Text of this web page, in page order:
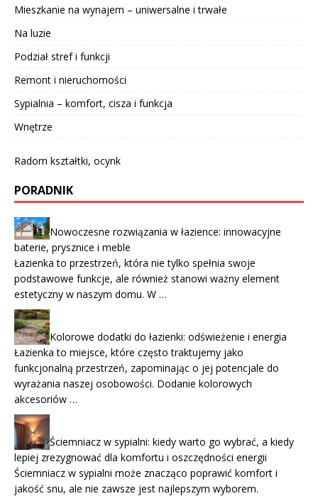
Mieszkanie na wynajem – uniwersalne i trwałe
Na luzie
Podział stref i funkcji
Remont i nieruchomości
Sypialnia – komfort, cisza i funkcja
Wnętrze
Radom kształtki, ocynk
PORADNIK
Nowoczesne rozwiązania w łazience: innowacyjne
baterie, prysznice i meble
Łazienka to przestrzeń, która nie tylko spełnia swoje
podstawowe funkcje, ale również stanowi ważny element
estetyczny w naszym domu. W …
Kolorowe dodatki do łazienki: odświeżenie i energia
Łazienka to miejsce, które często traktujemy jako
funkcjonalną przestrzeń, zapominając o jej potencjale do
wyrażania naszej osobowości. Dodanie kolorowych
akcesoriów …
Ściemniacz w sypialni: kiedy warto go wybrać, a kiedy
lepiej zrezygnować dla komfortu i oszczędności energii
Ściemniacz w sypialni może znacząco poprawić komfort i
jakość snu, ale nie zawsze jest najlepszym wyborem.